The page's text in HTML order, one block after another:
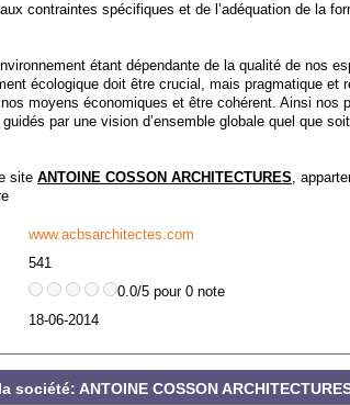
contraintes spécifiques et de l’adéquation de la
étant dépendante de la qualité de nos
écologique doit être crucial, mais pragmatique et
moyens économiques et être cohérent. Ainsi nos
par une vision d’ensemble globale quel que
site ANTOINE COSSON ARCHITECTURES,
www.acbsarchitectes.com
541
0.0/5 pour 0 note
18-06-2014
société: ANTOINE COSSON